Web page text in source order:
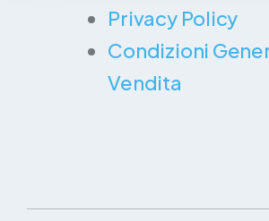
Privacy Policy
Condizioni
Vendita